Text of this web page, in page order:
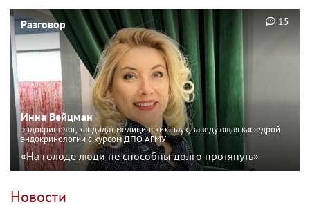
Разговор
Инна Вейцман
эндокринолог, кандидат медицинских наук, заведующая кафедрой
эндокринологии с курсом ДПО АГМУ
«На голоде люди не способны долго протянуть»
15
Новости